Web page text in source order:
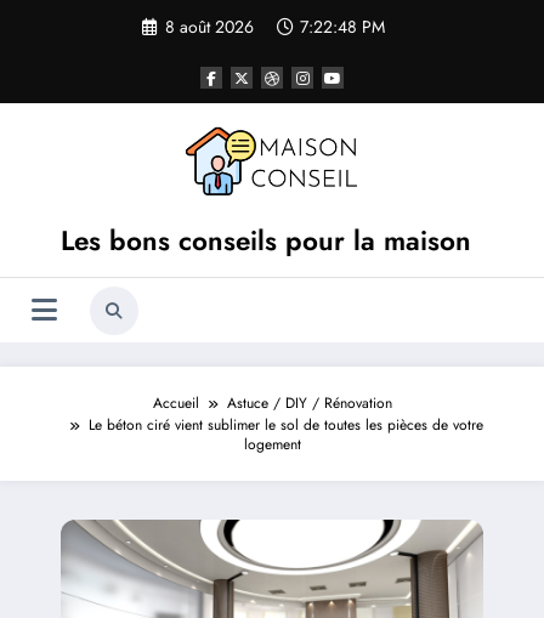
8 août 2026 7:22:49 PM
Les bons conseils pour la maison
Accueil
Astuce / DIY / Rénovation
Le béton ciré vient sublimer le sol de toutes les pièces de votre
logement